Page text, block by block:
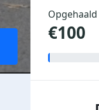
Opgehaald
€100